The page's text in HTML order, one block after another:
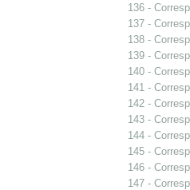
136 -
137 -
138 -
139 -
140 -
141 -
142 -
143 -
144 -
145 -
146 -
147 -